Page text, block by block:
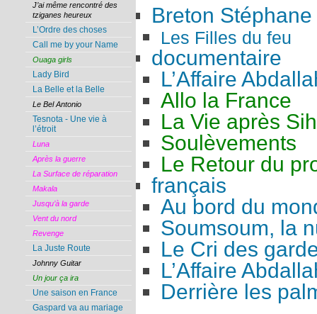
Breton Stéphane
Les Filles du feu
documentaire
L’Affaire
Allo la France
La Vie après
Soulèvements
Le Retour du
français
Au bord du
Soumsoum, la
Le Cri des
L’Affaire
Derrière les
J’ai même rencontré des
tziganes heureux
L’Ordre des choses
Call me by your Name
Ouaga girls
Lady Bird
La Belle et la Belle
Le Bel Antonio
Tesnota - Une vie à
l’étroit
Luna
Après la guerre
La Surface de réparation
Makala
Jusqu’à la garde
Vent du nord
Revenge
La Juste Route
Johnny Guitar
Un jour ça ira
Une saison en France
Gaspard va au mariage